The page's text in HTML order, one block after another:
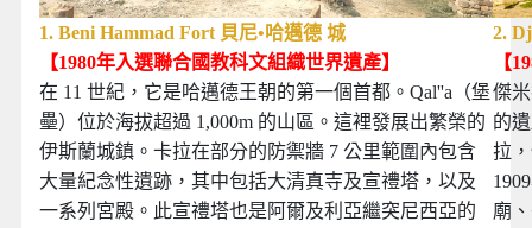
1. Beni Hammad Fort 貝尼•哈邁德 城
【1980年入選聯合國教科文組織世界遺產】
在 11 世紀，它是哈邁德王朝的第一個首都。Qal''a（堡
壘）位於海拔超過 1,000m 的山區。這裡發展出繁榮的
伊斯蘭城鎮。卡拉在部分的防禦牆 7 公里範圍內包含
大量紀念性遺跡，其中包括大清真寺及宣禮塔，以及
一系列宮殿。此宣禮塔也是阿爾及利亞繼突尼西亞的
2.
【
傑
的
拉
廟